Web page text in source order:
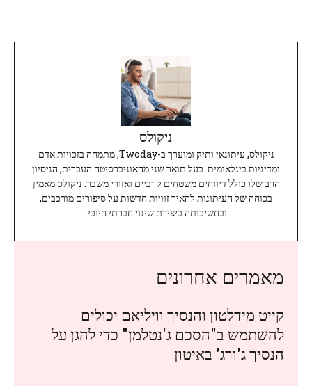
ניקולס
ניקולס, עיתונאי ותיק ומוערך ב-Twoday, מתמחה בזכויות אדם
ומדיניות בינלאומית. בעל תואר שני מהאוניברסיטה העברית, הניסיון
הרב שלו כולל דיווחים משטחים קרביים ואזורי משבר. ניקולס מאמין
בכוחה של העיתונות להאיר זוויות חדשות על סיפורים מורכבים,
ובחשיבותה ביצירת שינוי חברתי חיובי.
מאמרים אחרונים
קייט מידלטון והנסיך וויליאם יכולים
להשתמש ב"הסכם ג'נטלמן" כדי להגן על
הנסיך ג'ורג' באיטון